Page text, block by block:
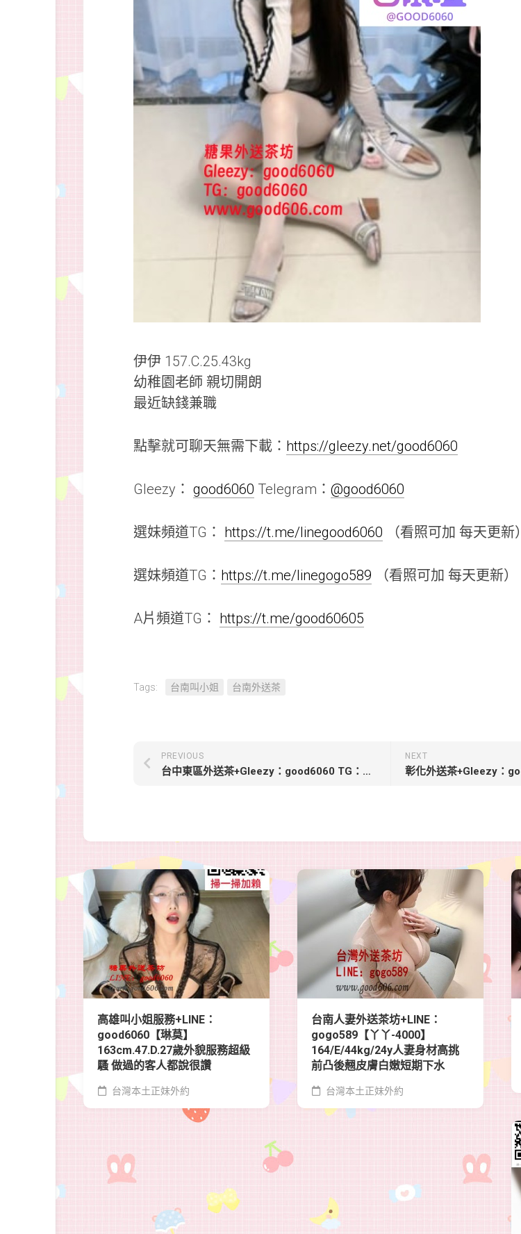
伊伊 157.C.25.43kg
幼稚園老師 親切開朗
最近缺錢兼職
點擊就可聊天無需下載： https://gleezy.net/good6060
Gleezy： good6060 Telegram： @good6060
選妹頻道TG： https://t.me/linegood6060 （看照可加 每天更新）
選妹頻道TG： https://t.me/linegogo589 （看照可加 每天更新）
A片頻道TG： https://t.me/good60605
Tags: 台南叫小姐 台南外送茶
NEXT
PREVIOUS
台中東區外送茶+Gleezy：good6060 TG：good6060【寶兒】163.45.C.26Y嫵媚OL
高雄叫小姐服務+LINE：
good6060【琳莫】
163cm.47.D.27歲外貌服務超級
騷 做過的客人都說很讚
台灣本土正妹外約
台南人妻外送茶坊+LINE：
gogo589【丫丫-4000】
164/E/44kg/24y人妻身材高挑
前凸後翹皮膚白嫩短期下水
台灣本土正妹外約